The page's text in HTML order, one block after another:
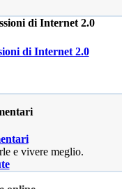
di Internet 2.0
e vivere meglio.